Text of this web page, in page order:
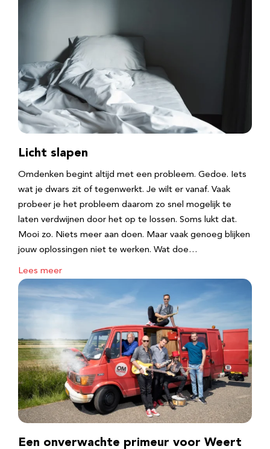
Licht slapen
Omdenken begint altijd met een probleem. Gedoe. Iets
wat je dwars zit of tegenwerkt. Je wilt er vanaf. Vaak
probeer je het probleem daarom zo snel mogelijk te
laten verdwijnen door het op te lossen. Soms lukt dat.
Mooi zo. Niets meer aan doen. Maar vaak genoeg blijken
jouw oplossingen niet te werken. Wat doe…
Lees meer
Een onverwachte primeur voor Weert